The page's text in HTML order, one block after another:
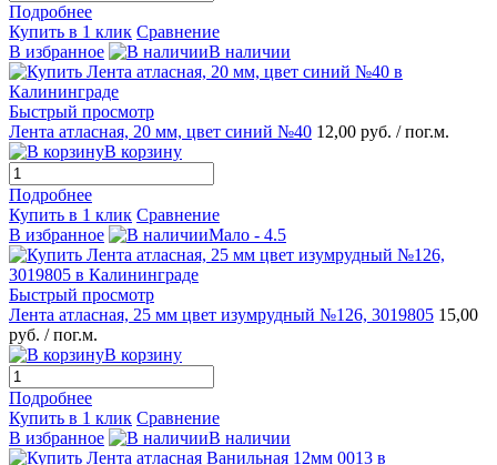
Подробнее
Купить в 1 клик Сравнение
В избранное
В наличии
Быстрый просмотр
Лента атласная, 20 мм, цвет синий №40 12,00 руб. / пог.м.
В корзину
Подробнее
Купить в 1 клик Сравнение
В избранное
Мало - 4.5
Быстрый просмотр
Лента атласная, 25 мм цвет изумрудный №126, 3019805 15,00
руб. / пог.м.
В корзину
Подробнее
Купить в 1 клик Сравнение
В избранное
В наличии